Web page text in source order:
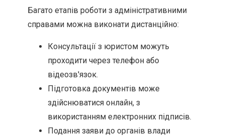
Багато етапів роботи з адміністративними
справами можна виконати дистанційно:
Консультації з юристом можуть
проходити через телефон або
відеозв'язок.
Підготовка документів може
здійснюватися онлайн, з
використанням електронних підписів.
Подання заяви до органів влади